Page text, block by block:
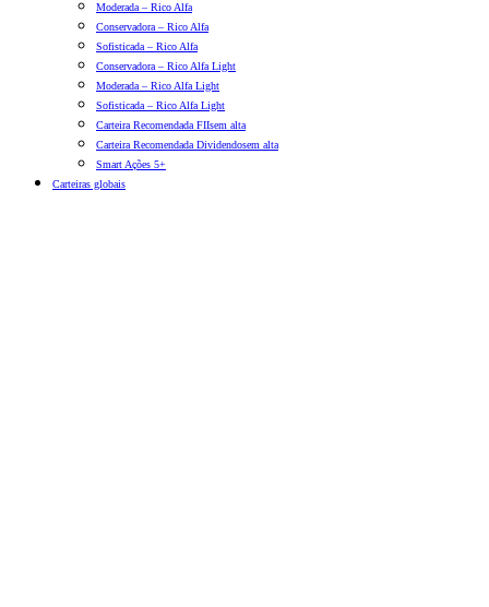
Moderada – Rico Alfa
Conservadora – Rico Alfa
Sofisticada – Rico Alfa
Conservadora – Rico Alfa Light
Moderada – Rico Alfa Light
Sofisticada – Rico Alfa Light
Carteira Recomendada FIIsem alta
Carteira Recomendada Dividendosem alta
Smart Ações 5+
Carteiras globais